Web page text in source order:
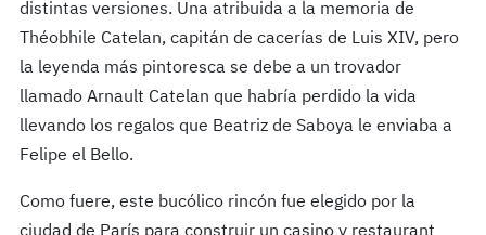
distintas versiones. Una atribuida a la memoria de
Théobhile Catelan, capitán de cacerías de Luis XIV, pero
la leyenda más pintoresca se debe a un trovador
llamado Arnault Catelan que habría perdido la vida
llevando los regalos que Beatriz de Saboya le enviaba a
Felipe el Bello.
Como fuere, este bucólico rincón fue elegido por la